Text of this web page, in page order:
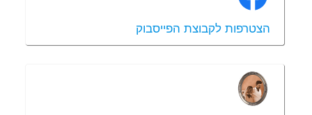
הצטרפות לקבוצת הפייסבוק